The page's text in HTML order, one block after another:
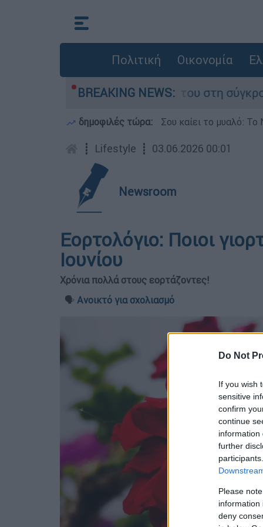
Do Not
If you wish
sensitive
confirm
continue
information
further
Please
information
deny
Πολιτική Οικονομία
BREAKING NEWS:
Δαμίγο που έχασε τη ζωή του στη
δημοφιλές τώρα: Σου καίει το μυαλό:
┋ Lifestyle ┋ 03.06.2026 00:01
Newsroom
Εορτολόγιο: Ποιοι
Ιουνίου
Χρόνια πολλά στους εορτάζοντες!
🗣️ Ανοικτό για σχολιασμό